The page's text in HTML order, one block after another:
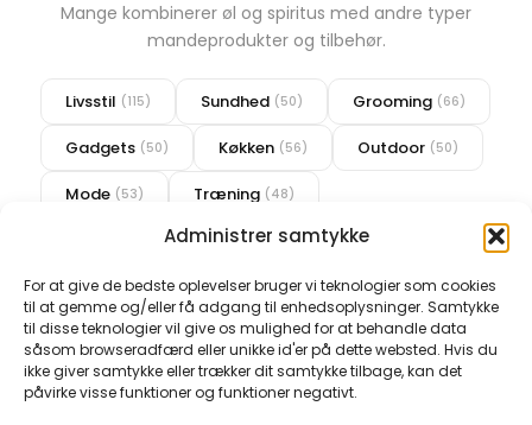
Administrer samtykke
For at give de bedste oplevelser bruger vi teknologier som cookies
til at gemme og/eller få adgang til enhedsoplysninger. Samtykke
til disse teknologier vil give os mulighed for at behandle data
såsom browseradfærd eller unikke id'er på dette websted. Hvis du
ikke giver samtykke eller trækker dit samtykke tilbage, kan det
påvirke visse funktioner og funktioner negativt.
Mange kombinerer øl og spiritus med andre typer
mandeprodukter og tilbehør.
Livsstil (115) Sundhed (50) Grooming (66)
Gadgets (50) Køkken (56) Outdoor (50)
Mode (53) Træning (48)
Se alle kategorier →
UDFORSK
Udforsk mere på NEMMAND
Find øl og spiritus via materialer, egenskaber og andre